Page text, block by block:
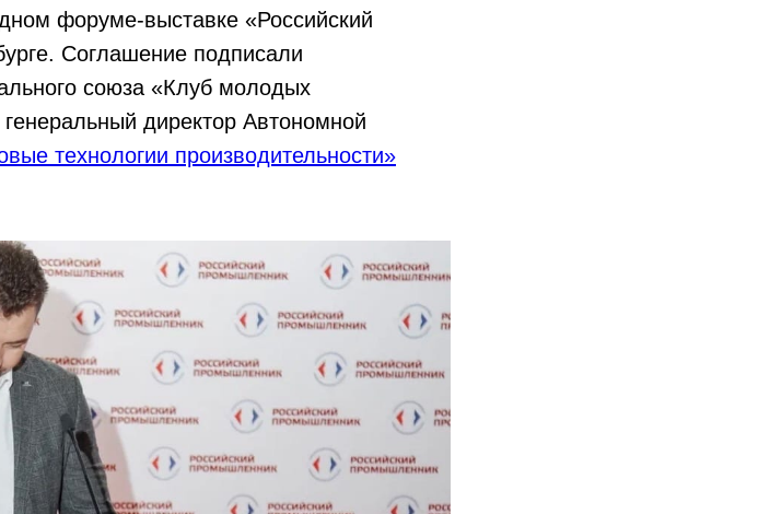
форуме-выставке «Российский
Соглашение подписали
союза «Клуб молодых
генеральный директор Автономной
технологии производительности»